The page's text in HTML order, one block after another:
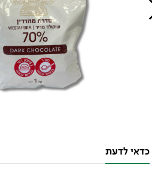
מוצרי אפיה
כדאי לדעת